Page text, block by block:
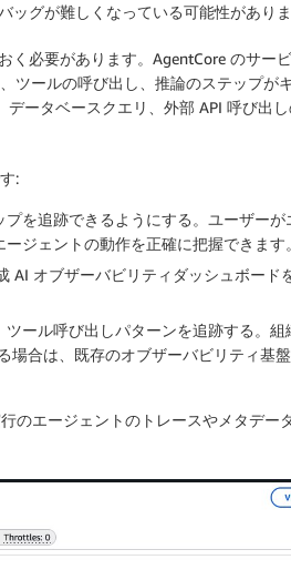
グが難しくなっている可能性がありま
く必要があります。AgentCore のサー
ツールの呼び出し、推論のステップが
ータベースクエリ、外部 API 呼び出
:
を追跡できるようにする。ユーザーが
ジェントの動作を正確に把握できます。
AI オブザーバビリティダッシュボード
ール呼び出しパターンを追跡する。組
場合は、既存のオブザーバビリティ基
のエージェントのトレースやメタデー